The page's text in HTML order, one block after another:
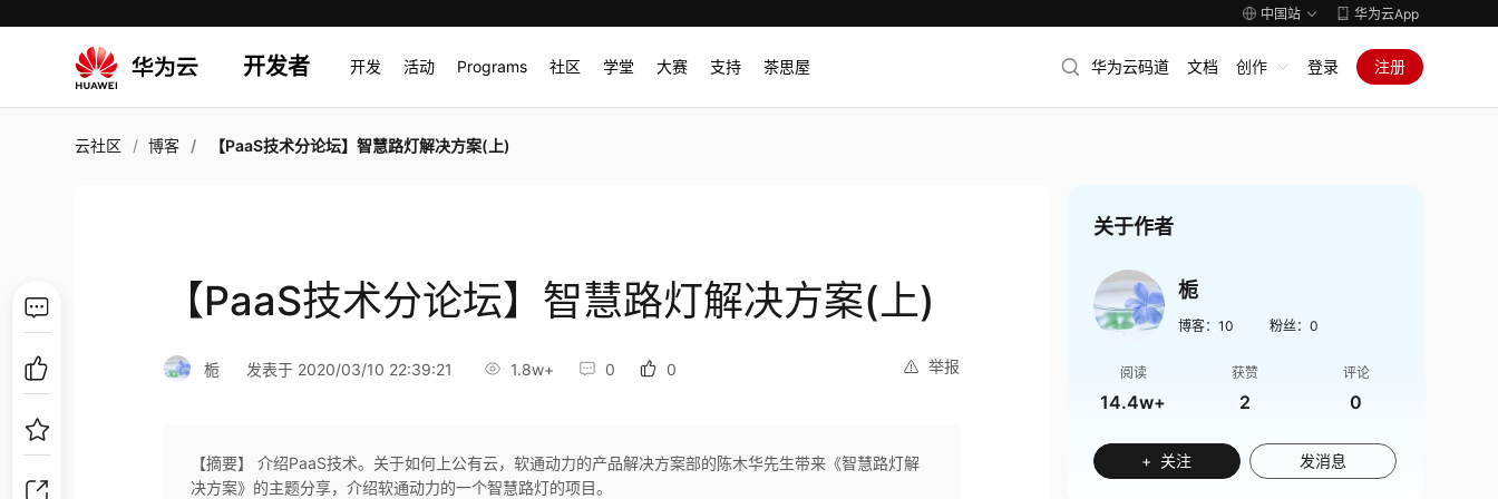
中国站 华为云App
开发者 开发 活动 Programs 社区 学堂 大赛 支持 茶思屋 华为云码道 文档 创作 登录 注册
云社区 博客 【PaaS技术分论坛】智慧路灯解决方案(上)
【PaaS技术分论坛】智慧路灯解决方案(上)
举报
栀 发表于 2020/03/10 22:39:21 1.8w+ 0 0
【摘要】 介绍PaaS技术。关于如何上公有云，软通动力的产品解决方案部的陈木华先生带来《智慧路灯解
决方案》的主题分享，介绍软通动力的一个智慧路灯的项目。
关于作者
栀
博客： 10 粉丝： 0
阅读
14.4w+
获赞
2
评论
0
+ 关注 发消息